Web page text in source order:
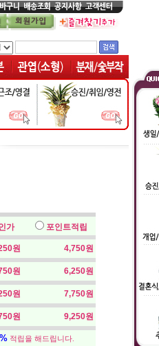
가 포인트적립
원 4,750원
원 6,250원
원 7,750원
원 9,250원
적립을 해드립니다.